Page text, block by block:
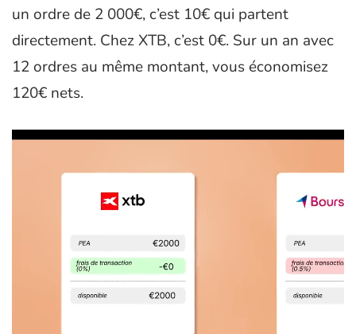
un ordre de 2 000€, c’est 10€ qui partent
directement. Chez XTB, c’est 0€. Sur un an avec
12 ordres au même montant, vous économisez
120€ nets.